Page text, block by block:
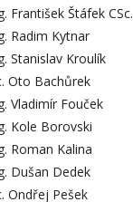
František Štáfek CSc.
Radim Kytnar
Stanislav Kroulík
Oto Bachůrek
Vladimír Fouček
Kole Borovski
Roman Kalina
Dušan Dedek
Ondřej Pešek